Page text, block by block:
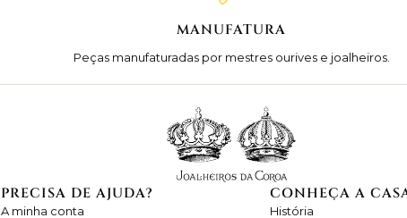
MANUFATURA
Peças manufaturadas por mestres ourives e joalheiros.
PRECISA DE AJUDA?
A minha conta
CONHEÇA A
História